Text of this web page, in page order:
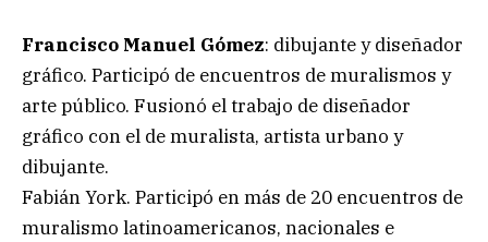
Francisco Manuel Gómez: dibujante y diseñador
gráfico. Participó de encuentros de muralismos y
arte público. Fusionó el trabajo de diseñador
gráfico con el de muralista, artista urbano y
dibujante.
Fabián York. Participó en más de 20 encuentros de
muralismo latinoamericanos, nacionales e